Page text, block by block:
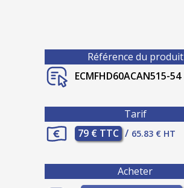
Référence du produit
ECMFHD60ACAN515-54
Tarif
79 € TTC / 65.83 € HT
Acheter